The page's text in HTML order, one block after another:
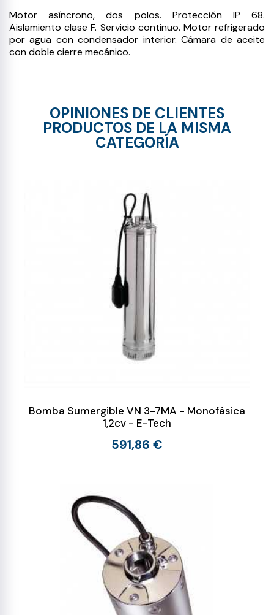
Motor asíncrono, dos polos. Protección IP 68.
Aislamiento clase F. Servicio continuo. Motor refrigerado
por agua con condensador interior. Cámara de aceite
con doble cierre mecánico.
OPINIONES DE CLIENTES
PRODUCTOS DE LA MISMA
CATEGORÍA
Bomba Sumergible VN 3-7MA - Monofásica
1,2cv - E-Tech
591,86 €